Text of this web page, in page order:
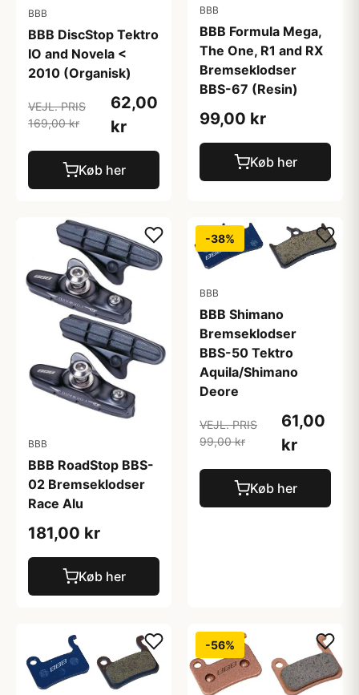
BBB
BBB DiscStop Tektro
IO and Novela <
2010 (Organisk)
VEJL. PRIS
169,00 kr
62,00
kr
Køb her
BBB
BBB Formula Mega,
The One, R1 and RX
Bremseklodser
BBS-67 (Resin)
99,00 kr
Køb her
BBB
BBB RoadStop BBS-
02 Bremseklodser
Race Alu
181,00 kr
Køb her
-38%
BBB
BBB Shimano
Bremseklodser
BBS-50 Tektro
Aquila/Shimano
Deore
VEJL. PRIS
99,00 kr
61,00
kr
Køb her
-56%